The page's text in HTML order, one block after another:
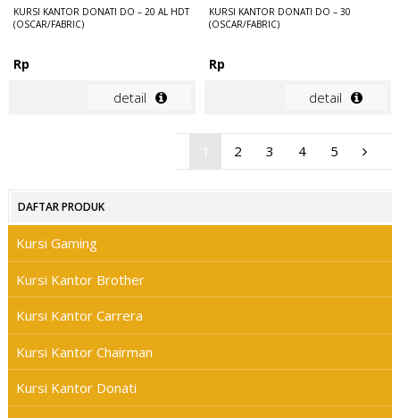
KURSI KANTOR DONATI DO – 20 AL HDT
(OSCAR/FABRIC)
Rp
detail
KURSI KANTOR DONATI DO – 30
(OSCAR/FABRIC)
Rp
detail
2 3 4 5
DAFTAR PRODUK
Kursi Gaming
Kursi Kantor Brother
Kursi Kantor Carrera
Kursi Kantor Chairman
Kursi Kantor Donati